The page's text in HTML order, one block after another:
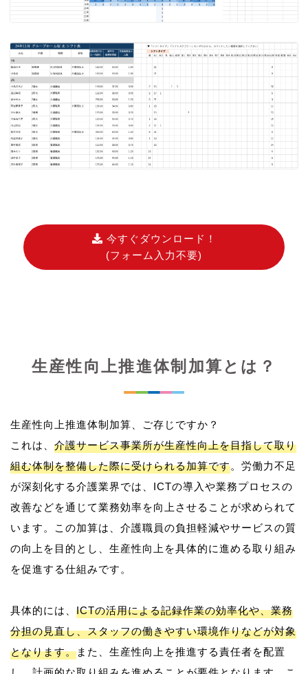
今すぐダウンロード！
(フォーム入力不要)
生産性向上推進体制加算とは？
生産性向上推進体制加算、ご存じですか？
これは、 介護サービス事業所が生産性向上を目指して取り
組む体制を整備した際に受けられる加算です。労働力不足
が深刻化する介護業界では、ICTの導入や業務プロセスの
改善などを通じて業務効率を向上させることが求められて
います。この加算は、介護職員の負担軽減やサービスの質
の向上を目的とし、生産性向上を具体的に進める取り組み
を促進する仕組みです。
具体的には、 ICTの活用による記録作業の効率化や、業務
分担の見直し、スタッフの働きやすい環境作りなどが対象
となります。また、生産性向上を推進する責任者を配置